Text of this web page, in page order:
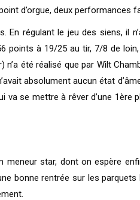
d’orgue, deux performances
régulant le jeu des siens, il
à 19/25 au tir, 7/8 de
été réalisé que par Wilt
absolument aucun état
se mettre à rêver d’une 1ère
meneur star, dont on espère
bonne rentrée sur les